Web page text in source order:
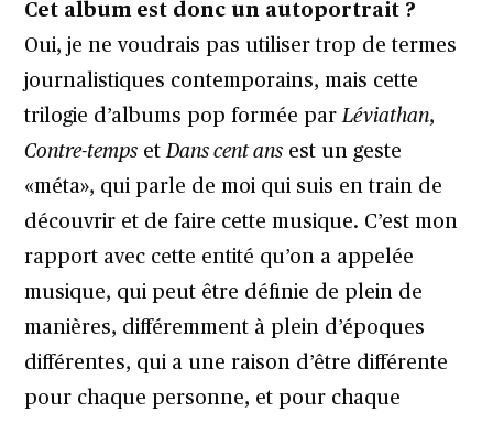
Cet album est donc un autoportrait ?
Oui, je ne voudrais pas utiliser trop de termes
journalistiques contemporains, mais cette
trilogie d’albums pop formée parLéviathan,
Contre-temps etDans cent ans est un geste
«méta», qui parle de moi qui suis en train de
découvrir et de faire cette musique. C’est mon
rapport avec cette entité qu’on a appelée
musique, qui peut être définie de plein de
manières, différemment à plein d’époques
différentes, qui a une raison d’être différente
pour chaque personne, et pour chaque